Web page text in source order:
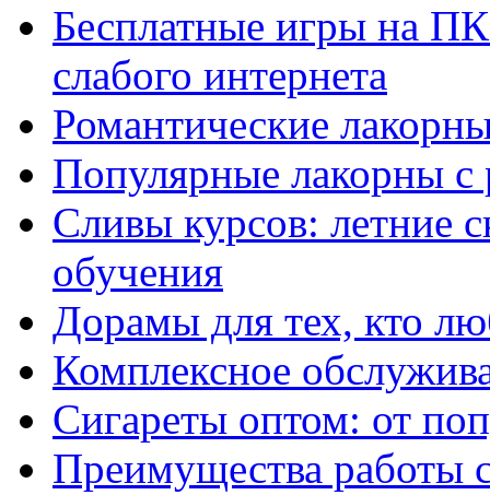
Бесплатные игры на
слабого интернета
Романтические
Популярные лакорны с
Сливы курсов: летние
обучения
Дорамы для тех, кто
Комплексное
Сигареты оптом: от
Преимущества работы